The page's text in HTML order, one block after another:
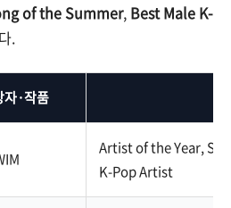
of the Summer, Best Male K-
.
자·작품
Artist of the Year,
K-Pop Artist